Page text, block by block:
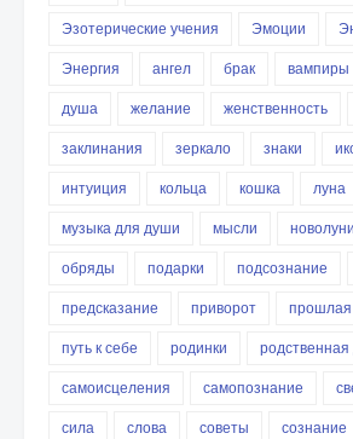
Эзотерические учения
Эмоции
Энергия
ангел брак вампиры
душа
желание женственность
заклинания
зеркало знаки
интуиция
кольца кошка
луна
музыка для души
мысли
обряды
подарки подсознание
предсказание
приворот
путь к себе
родинки
самоисцеления
самопознание
сила
слова советы сознание